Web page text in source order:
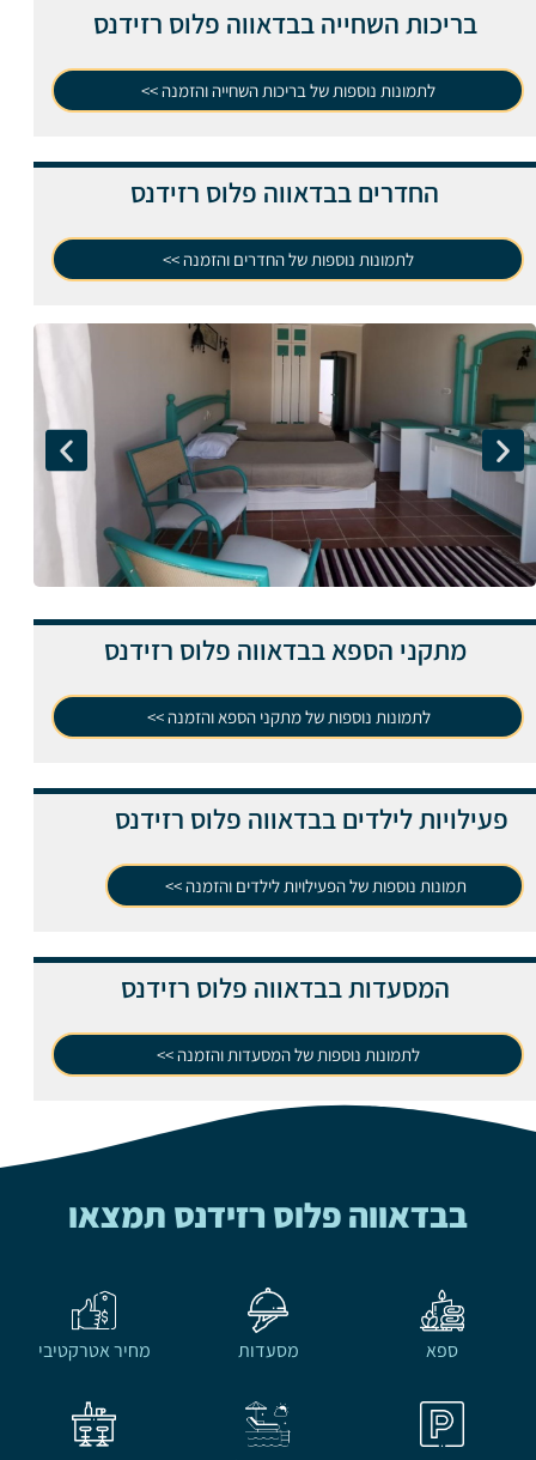
בריכות השחייה בבדאווה פלוס רזידנס
לתמונות נוספות של בריכות השחייה והזמנה >>
החדרים בבדאווה פלוס רזידנס
לתמונות נוספות של החדרים והזמנה >>
מתקני הספא בבדאווה פלוס רזידנס
לתמונות נוספות של מתקני הספא והזמנה >>
פעילויות לילדים בבדאווה פלוס רזידנס
תמונות נוספות של הפעילויות לילדים והזמנה >>
המסעדות בבדאווה פלוס רזידנס
לתמונות נוספות של המסעדות והזמנה >>
בבדאווה פלוס רזידנס תמצאו
ספא מסעדות מחיר אטרקטיבי